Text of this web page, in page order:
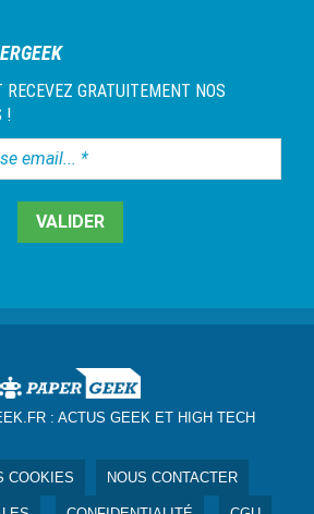
RECEVEZ GRATUITEMENT NOS
!
: ACTUS GEEK ET HIGH TECH
COOKIES NOUS CONTACTER